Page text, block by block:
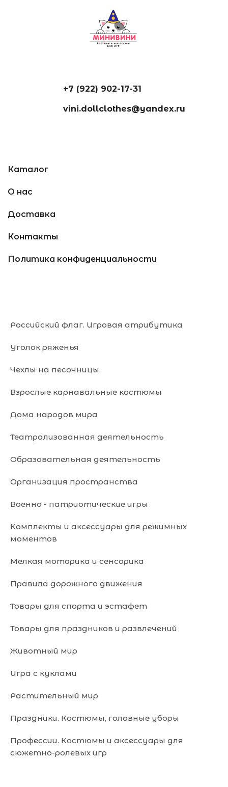
+7 (922) 902-17-31
vini.dollclothes@yandex.ru
Каталог
О нас
Доставка
Контакты
Политика конфиденциальности
Российский флаг. Игровая атрибутика
Уголок ряженья
Чехлы на песочницы
Взрослые карнавальные костюмы
Дома народов мира
Театрализованная деятельность
Образовательная деятельность
Организация пространства
Военно - патриотические игры
Комплекты и аксессуары для режимных
моментов
Мелкая моторика и сенсорика
Правила дорожного движения
Товары для спорта и эстафет
Товары для праздников и развлечений
Животный мир
Игра с куклами
Растительный мир
Праздники. Костюмы, головные уборы
Профессии. Костюмы и аксессуары для
сюжетно-ролевых игр